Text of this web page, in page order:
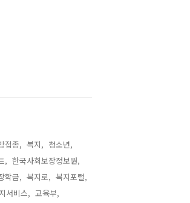
접종, 복지, 청소년,
, 한국사회보장정보원,
학금, 복지로, 복지포털,
서비스, 교육부,